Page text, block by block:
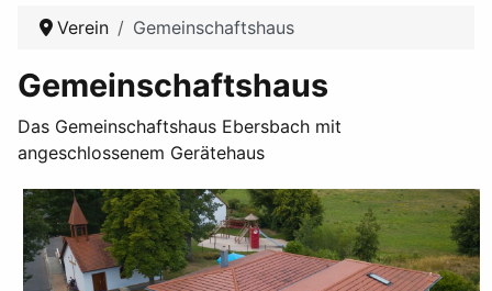
Verein Gemeinschaftshaus
Gemeinschaftshaus
Das Gemeinschaftshaus Ebersbach mit
angeschlossenem Gerätehaus